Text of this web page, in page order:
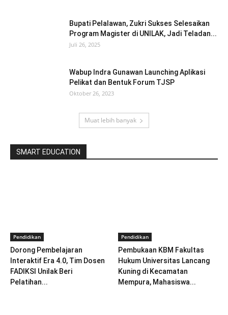
Bupati Pelalawan, Zukri Sukses Selesaikan
Program Magister di UNILAK, Jadi Teladan...
Juli 26, 2025
Wabup Indra Gunawan Launching Aplikasi
Pelikat dan Bentuk Forum TJSP
Oktober 26, 2023
Muat lebih banyak
SMART EDUCATION
Pendidikan
Dorong Pembelajaran
Interaktif Era 4.0, Tim Dosen
FADIKSI Unilak Beri
Pelatihan...
Pendidikan
Pembukaan KBM Fakultas
Hukum Universitas Lancang
Kuning di Kecamatan
Mempura, Mahasiswa...